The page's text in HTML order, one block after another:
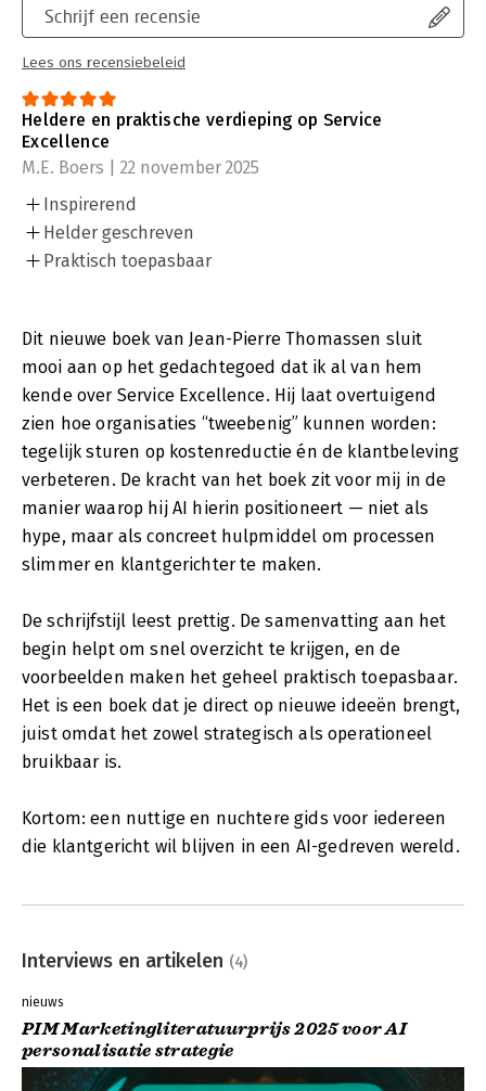
Schrijf een recensie
Lees ons recensiebeleid
Heldere en praktische verdieping op Service
Excellence
M.E. Boers | 22 november 2025
Inspirerend
Helder geschreven
Praktisch toepasbaar
Dit nieuwe boek van Jean-Pierre Thomassen sluit
mooi aan op het gedachtegoed dat ik al van hem
kende over Service Excellence. Hij laat overtuigend
zien hoe organisaties “tweebenig” kunnen worden:
tegelijk sturen op kostenreductie én de klantbeleving
verbeteren. De kracht van het boek zit voor mij in de
manier waarop hij AI hierin positioneert — niet als
hype, maar als concreet hulpmiddel om processen
slimmer en klantgerichter te maken.
De schrijfstijl leest prettig. De samenvatting aan het
begin helpt om snel overzicht te krijgen, en de
voorbeelden maken het geheel praktisch toepasbaar.
Het is een boek dat je direct op nieuwe ideeën brengt,
juist omdat het zowel strategisch als operationeel
bruikbaar is.
Kortom: een nuttige en nuchtere gids voor iedereen
die klantgericht wil blijven in een AI-gedreven wereld.
Interviews en artikelen (4)
nieuws
PIM Marketingliteratuurprijs 2025 voor AI
personalisatie strategie